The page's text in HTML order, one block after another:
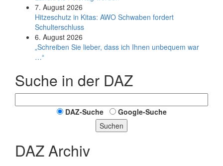
7. August 2026
Hitzeschutz in Kitas: AWO Schwaben fordert
Schulterschluss
6. August 2026
„Schreiben Sie lieber, dass ich Ihnen unbequem war
…“
Suche in der DAZ
DAZ-Suche
Google-Suche
Suchen
DAZ Archiv